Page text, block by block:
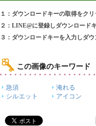
１：ダウンロードキーの取得をクリ
２：LINE@に登録しダウンロード
３：ダウンロードキーを入力しダ
この画像のキーワード
急須 淹れる
シルエット
アイコン